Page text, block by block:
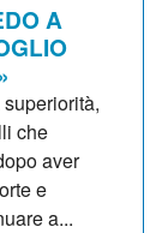
A
che
aver
e
a...